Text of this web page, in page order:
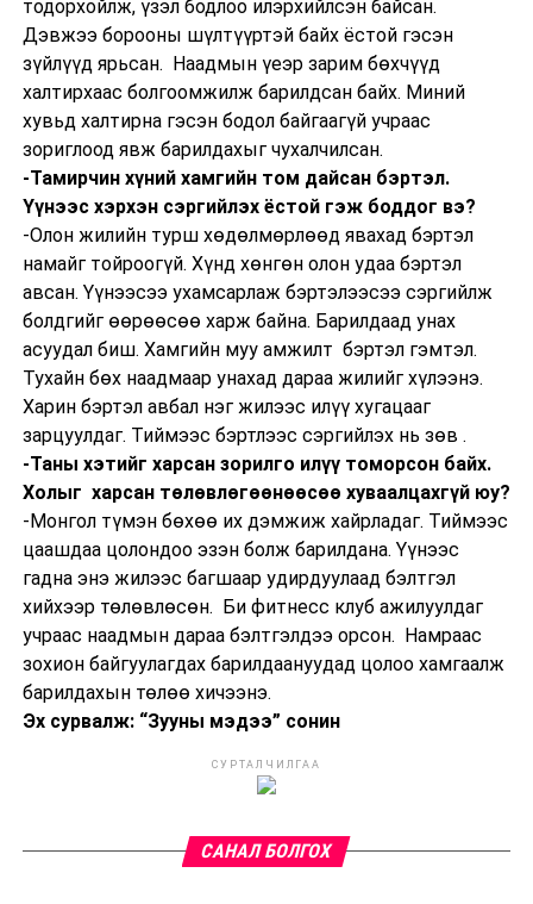
тодорхойлж, үзэл бодлоо илэрхийлсэн байсан.
Дэвжээ борооны шүлтүүртэй байх ёстой гэсэн
зүйлүүд ярьсан. Наадмын үеэр зарим бөхчүүд
халтирхаас болгоомжилж барилдсан байх. Миний
хувьд халтирна гэсэн бодол байгаагүй учраас
зориглоод явж барилдахыг чухалчилсан.
-Тамирчин хүний хамгийн том дайсан бэртэл.
Үүнээс хэрхэн сэргийлэх ёстой гэж боддог вэ?
-Олон жилийн турш хөдөлмөрлөөд явахад бэртэл
намайг тойроогүй. Хүнд хөнгөн олон удаа бэртэл
авсан. Үүнээсээ ухамсарлаж бэртэлээсээ сэргийлж
болдгийг өөрөөсөө харж байна. Барилдаад унах
асуудал биш. Хамгийн муу амжилт бэртэл гэмтэл.
Тухайн бөх наадмаар унахад дараа жилийг хүлээнэ.
Харин бэртэл авбал нэг жилээс илүү хугацааг
зарцуулдаг. Тиймээс бэртлээс сэргийлэх нь зөв .
-Таны хэтийг харсан зорилго илүү томорсон байх.
Холыг харсан төлөвлөгөөнөөсөө хуваалцахгүй юу?
-Монгол түмэн бөхөө их дэмжиж хайрладаг. Тиймээс
цаашдаа цолондоо эзэн болж барилдана. Үүнээс
гадна энэ жилээс багшаар удирдуулаад бэлтгэл
хийхээр төлөвлөсөн. Би фитнесс клуб ажилуулдаг
учраас наадмын дараа бэлтгэлдээ орсон. Намраас
зохион байгуулагдах барилдаануудад цолоо хамгаалж
барилдахын төлөө хичээнэ.
Эх сурвалж: “Зууны мэдээ” сонин
СУРТАЛЧИЛГАА
САНАЛ БОЛГОХ